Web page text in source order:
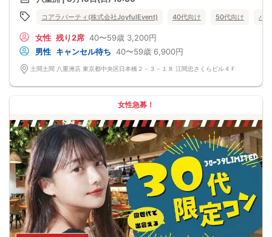
コアラパーティ(株式会社JoyfulEvent) 40代向け 50代向け バ
女性 残り2席 40〜59歳 3,200円
男性 キャンセル待ち 40〜59歳 6,900円
土間土間 八重洲店 東京都中央区日本橋２－３－１８ 江間忠さくらビル４Ｆ
女性急募！